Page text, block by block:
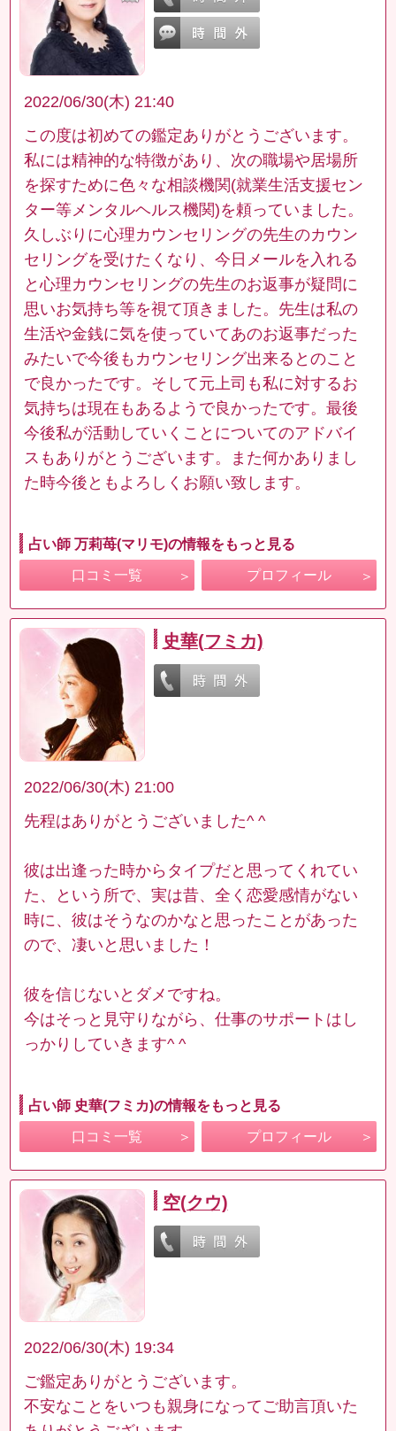
2022/06/30(木) 21:40
この度は初めての鑑定ありがとうございます。
私には精神的な特徴があり、次の職場や居場所
を探すために色々な相談機関(就業生活支援セン
ター等メンタルヘルス機関)を頼っていました。
久しぶりに心理カウンセリングの先生のカウン
セリングを受けたくなり、今日メールを入れる
と心理カウンセリングの先生のお返事が疑問に
思いお気持ち等を視て頂きました。先生は私の
生活や金銭に気を使っていてあのお返事だった
みたいで今後もカウンセリング出来るとのこと
で良かったです。そして元上司も私に対するお
気持ちは現在もあるようで良かったです。最後
今後私が活動していくことについてのアドバイ
スもありがとうございます。また何かありまし
た時今後ともよろしくお願い致します。
占い師 万莉苺(マリモ)の情報をもっと見る
口コミ一覧 プロフィール
史華(フミカ)
2022/06/30(木) 21:00
先程はありがとうございました^ ^
彼は出逢った時からタイプだと思ってくれてい
た、という所で、実は昔、全く恋愛感情がない
時に、彼はそうなのかなと思ったことがあった
ので、凄いと思いました！
彼を信じないとダメですね。
今はそっと見守りながら、仕事のサポートはし
っかりしていきます^ ^
占い師 史華(フミカ)の情報をもっと見る
口コミ一覧 プロフィール
空(クウ)
2022/06/30(木) 19:34
ご鑑定ありがとうございます。
不安なことをいつも親身になってご助言頂いた